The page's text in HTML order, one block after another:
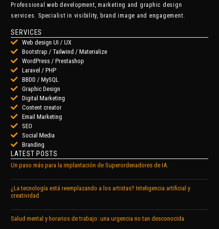
Professional web development, marketing and graphic design
services. Specialist in visibility, brand image and engagement.
SERVICES
Web design UI / UX
Bootstrap / Tailwind / Materialize
WordPress / Prestashop
Laravel / PHP
BBDD / MySQL
Graphic Design
Digital Marketing
Content creator
Email Marketing
SEO
Social Media
Branding
LATEST POSTS
Un paso más para la implantación de Superordenadores de IA.
¿La tecnología está reemplazando a los artistas? Inteligencia artificial y
creatividad
Salud mental y horarios de trabajo: una urgencia no tan desconocida